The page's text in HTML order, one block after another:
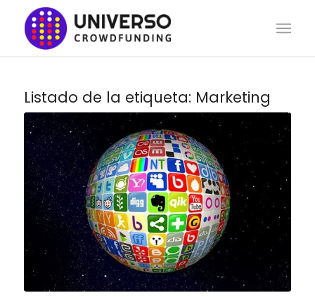
Listado de la etiqueta: Marketing